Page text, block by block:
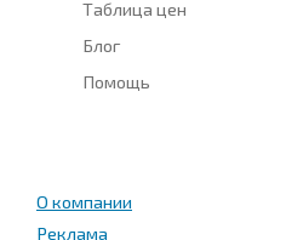
Таблица цен
Блог
Помощь
О компании
Реклама